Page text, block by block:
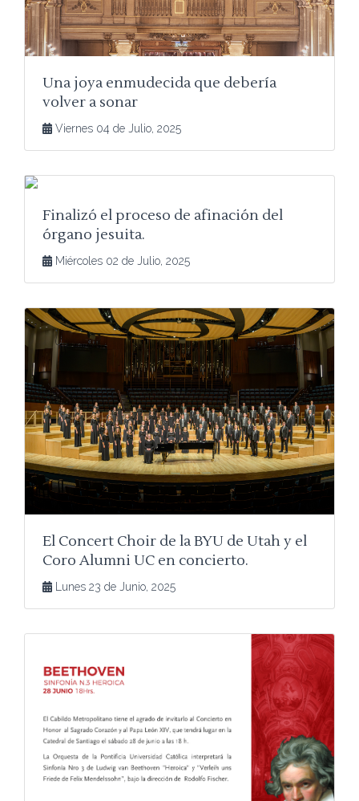
Una joya enmudecida que debería
volver a sonar
Viernes 04 de Julio, 2025
Finalizó el proceso de afinación del
órgano jesuita.
Miércoles 02 de Julio, 2025
El Concert Choir de la BYU de Utah y el
Coro Alumni UC en concierto.
Lunes 23 de Junio, 2025